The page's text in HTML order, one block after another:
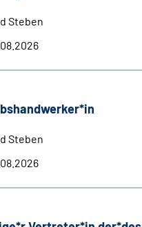
Steben
Steben